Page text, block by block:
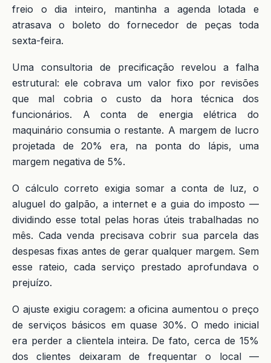
freio o dia inteiro, mantinha a agenda lotada e
atrasava o boleto do fornecedor de peças toda
sexta-feira.
Uma consultoria de precificação revelou a falha
estrutural: ele cobrava um valor fixo por revisões
que mal cobria o custo da hora técnica dos
funcionários. A conta de energia elétrica do
maquinário consumia o restante. A margem de lucro
projetada de 20% era, na ponta do lápis, uma
margem negativa de 5%.
O cálculo correto exigia somar a conta de luz, o
aluguel do galpão, a internet e a guia do imposto —
dividindo esse total pelas horas úteis trabalhadas no
mês. Cada venda precisava cobrir sua parcela das
despesas fixas antes de gerar qualquer margem. Sem
esse rateio, cada serviço prestado aprofundava o
prejuízo.
O ajuste exigiu coragem: a oficina aumentou o preço
de serviços básicos em quase 30%. O medo inicial
era perder a clientela inteira. De fato, cerca de 15%
dos clientes deixaram de frequentar o local —